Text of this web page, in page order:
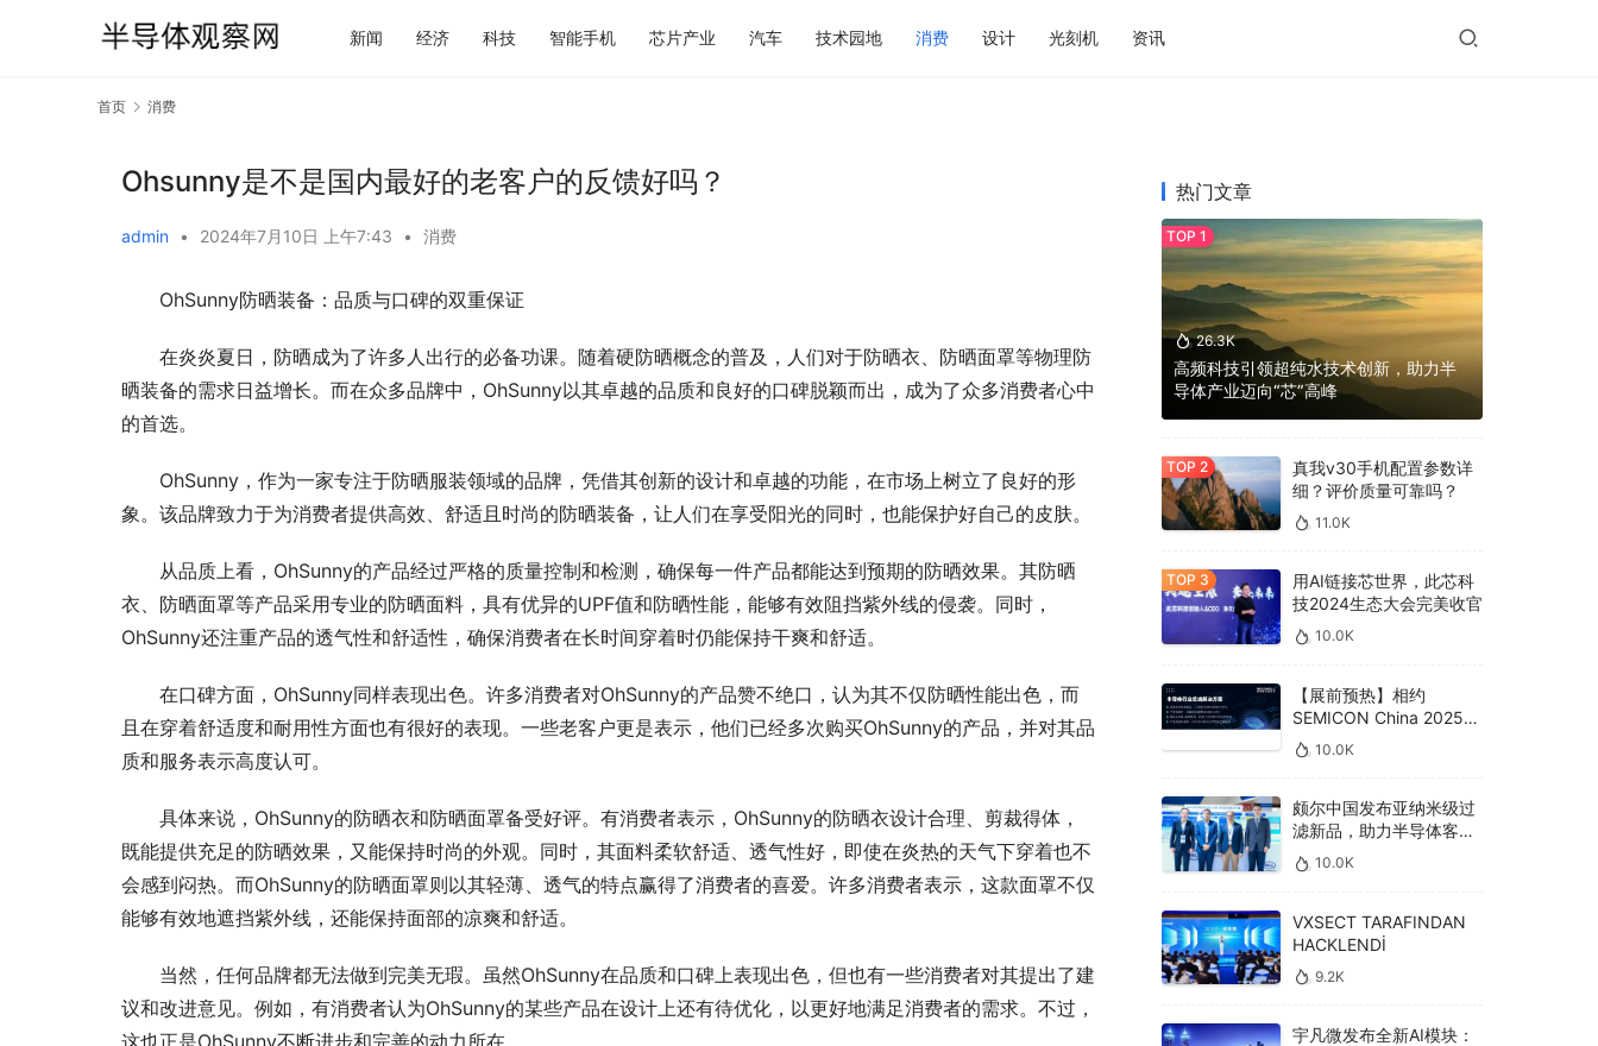
新闻 经济 科技 智能手机 芯片产业 汽车 技术园地 消费 设计 光刻机 资讯
首页 消费
Ohsunny是不是国内最好的老客户的反馈好吗？
admin • 2024年7月10日 上午7:43 • 消费
OhSunny防晒装备：品质与口碑的双重保证
在炎炎夏日，防晒成为了许多人出行的必备功课。随着硬防晒概念的普及，人们对于防晒衣、防晒面罩等物理防
晒装备的需求日益增长。而在众多品牌中，OhSunny以其卓越的品质和良好的口碑脱颖而出，成为了众多消费者心中
的首选。
OhSunny，作为一家专注于防晒服装领域的品牌，凭借其创新的设计和卓越的功能，在市场上树立了良好的形
象。该品牌致力于为消费者提供高效、舒适且时尚的防晒装备，让人们在享受阳光的同时，也能保护好自己的皮肤。
从品质上看，OhSunny的产品经过严格的质量控制和检测，确保每一件产品都能达到预期的防晒效果。其防晒
衣、防晒面罩等产品采用专业的防晒面料，具有优异的UPF值和防晒性能，能够有效阻挡紫外线的侵袭。同时，
OhSunny还注重产品的透气性和舒适性，确保消费者在长时间穿着时仍能保持干爽和舒适。
在口碑方面，OhSunny同样表现出色。许多消费者对OhSunny的产品赞不绝口，认为其不仅防晒性能出色，而
且在穿着舒适度和耐用性方面也有很好的表现。一些老客户更是表示，他们已经多次购买OhSunny的产品，并对其品
质和服务表示高度认可。
具体来说，OhSunny的防晒衣和防晒面罩备受好评。有消费者表示，OhSunny的防晒衣设计合理、剪裁得体，
既能提供充足的防晒效果，又能保持时尚的外观。同时，其面料柔软舒适、透气性好，即使在炎热的天气下穿着也不
会感到闷热。而OhSunny的防晒面罩则以其轻薄、透气的特点赢得了消费者的喜爱。许多消费者表示，这款面罩不仅
能够有效地遮挡紫外线，还能保持面部的凉爽和舒适。
当然，任何品牌都无法做到完美无瑕。虽然OhSunny在品质和口碑上表现出色，但也有一些消费者对其提出了建
议和改进意见。例如，有消费者认为OhSunny的某些产品在设计上还有待优化，以更好地满足消费者的需求。不过，
热门文章
26.3K
高频科技引领超纯水技术创新，助力半
导体产业迈向“芯”高峰
真我v30手机配置参数详
细？评价质量可靠吗？
11.0K
用AI链接芯世界，此芯科
技2024生态大会完美收官
10.0K
【展前预热】相约
SEMICON China 2025，
德克威尔总线解决方案革
新助力半导体设备高效升
10.0K
颇尔中国发布亚纳米级过
滤新品，助力半导体客户
良率提升
10.0K
VXSECT TARAFINDAN
HACKLENDİ
9.2K
宇凡微发布全新AI模块：